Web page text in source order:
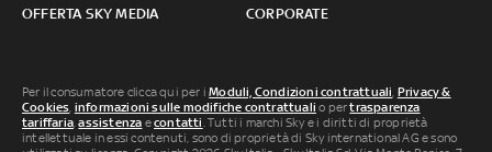
OFFERTA SKY MEDIA CORPORATE
Per il consumatore clicca qui per iModuli, Condizioni contrattuali, Privacy &
Cookies, informazioni sulle modifiche contrattuali o pertrasparenza
tariffaria,assistenza econtatti. Tutti i marchi Sky e i diritti di proprietà
intellettuale in essi contenuti, sono di proprietà di Sky international AG e sono